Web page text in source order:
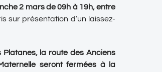
2 mars de 09h à 19h, entre
sur présentation d’un laissez-
la route des Anciens
seront fermées à la